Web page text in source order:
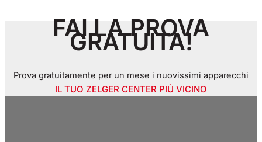
FAI LA PROVA
GRATUITA!
Prova gratuitamente per un mese i nuovissimi apparecchi
IL TUO ZELGER CENTER PIÙ VICINO